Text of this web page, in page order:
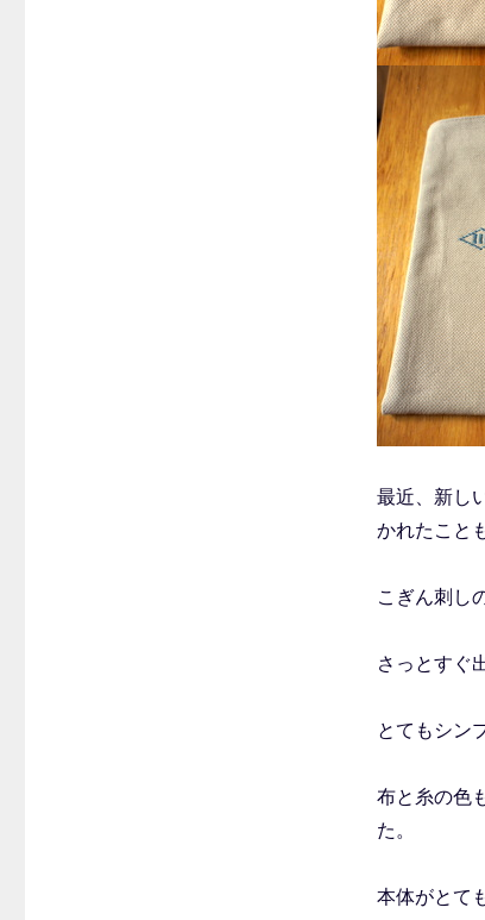
最近、新し
かれたこと
こぎん刺し
さっとすぐ
とてもシン
布と糸の色
た。
本体がとて